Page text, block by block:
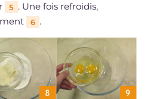
5 . Une fois refroidis,
6 .